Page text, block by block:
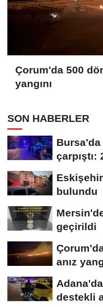
Çorum'da 500
yangını
SON HABERLER
çarpıştı:
bulundu
geçirildi
anız
destekli